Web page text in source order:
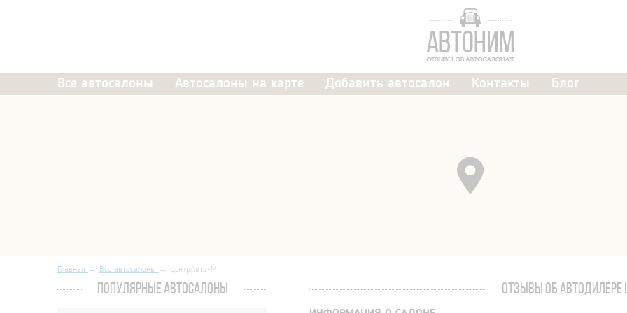
Все автосалоны Автосалоны на карте Добавить автосалон Контакты Блог
Главная Все автосалоны ЦентрАвто-М
ПОПУЛЯРНЫЕ АВТОСАЛОНЫ ОТЗЫВЫ ОБ АВТОДИЛЕРЕ